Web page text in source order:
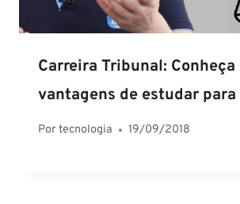
Carreira Tribunal: Conheça
vantagens de estudar para
Portecnologia 19/09/2018